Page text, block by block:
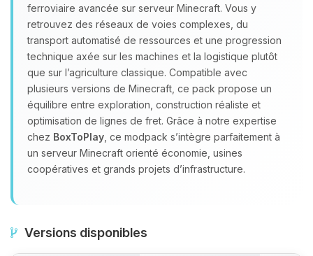
ferroviaire avancée sur serveur Minecraft. Vous y
retrouvez des réseaux de voies complexes, du
transport automatisé de ressources et une progression
technique axée sur les machines et la logistique plutôt
que sur l’agriculture classique. Compatible avec
plusieurs versions de Minecraft, ce pack propose un
équilibre entre exploration, construction réaliste et
optimisation de lignes de fret. Grâce à notre expertise
chez BoxToPlay , ce modpack s’intègre parfaitement à
un serveur Minecraft orienté économie, usines
coopératives et grands projets d’infrastructure.
Versions disponibles